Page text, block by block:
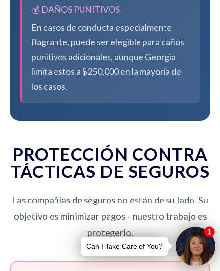
💰 DAÑOS PUNITIVOS
En casos de conducta especialmente
flagrante, puede ser elegible para daños
punitivos adicionales, aunque Georgia
limita estos a $250,000 en la mayoría de
los casos.
PROTECCIÓN CONTRA
TÁCTICAS DE SEGUROS
Las compañías de seguros no están de su lado. Su
objetivo es minimizar pagos - nuestro trabajo es
protegerlo.